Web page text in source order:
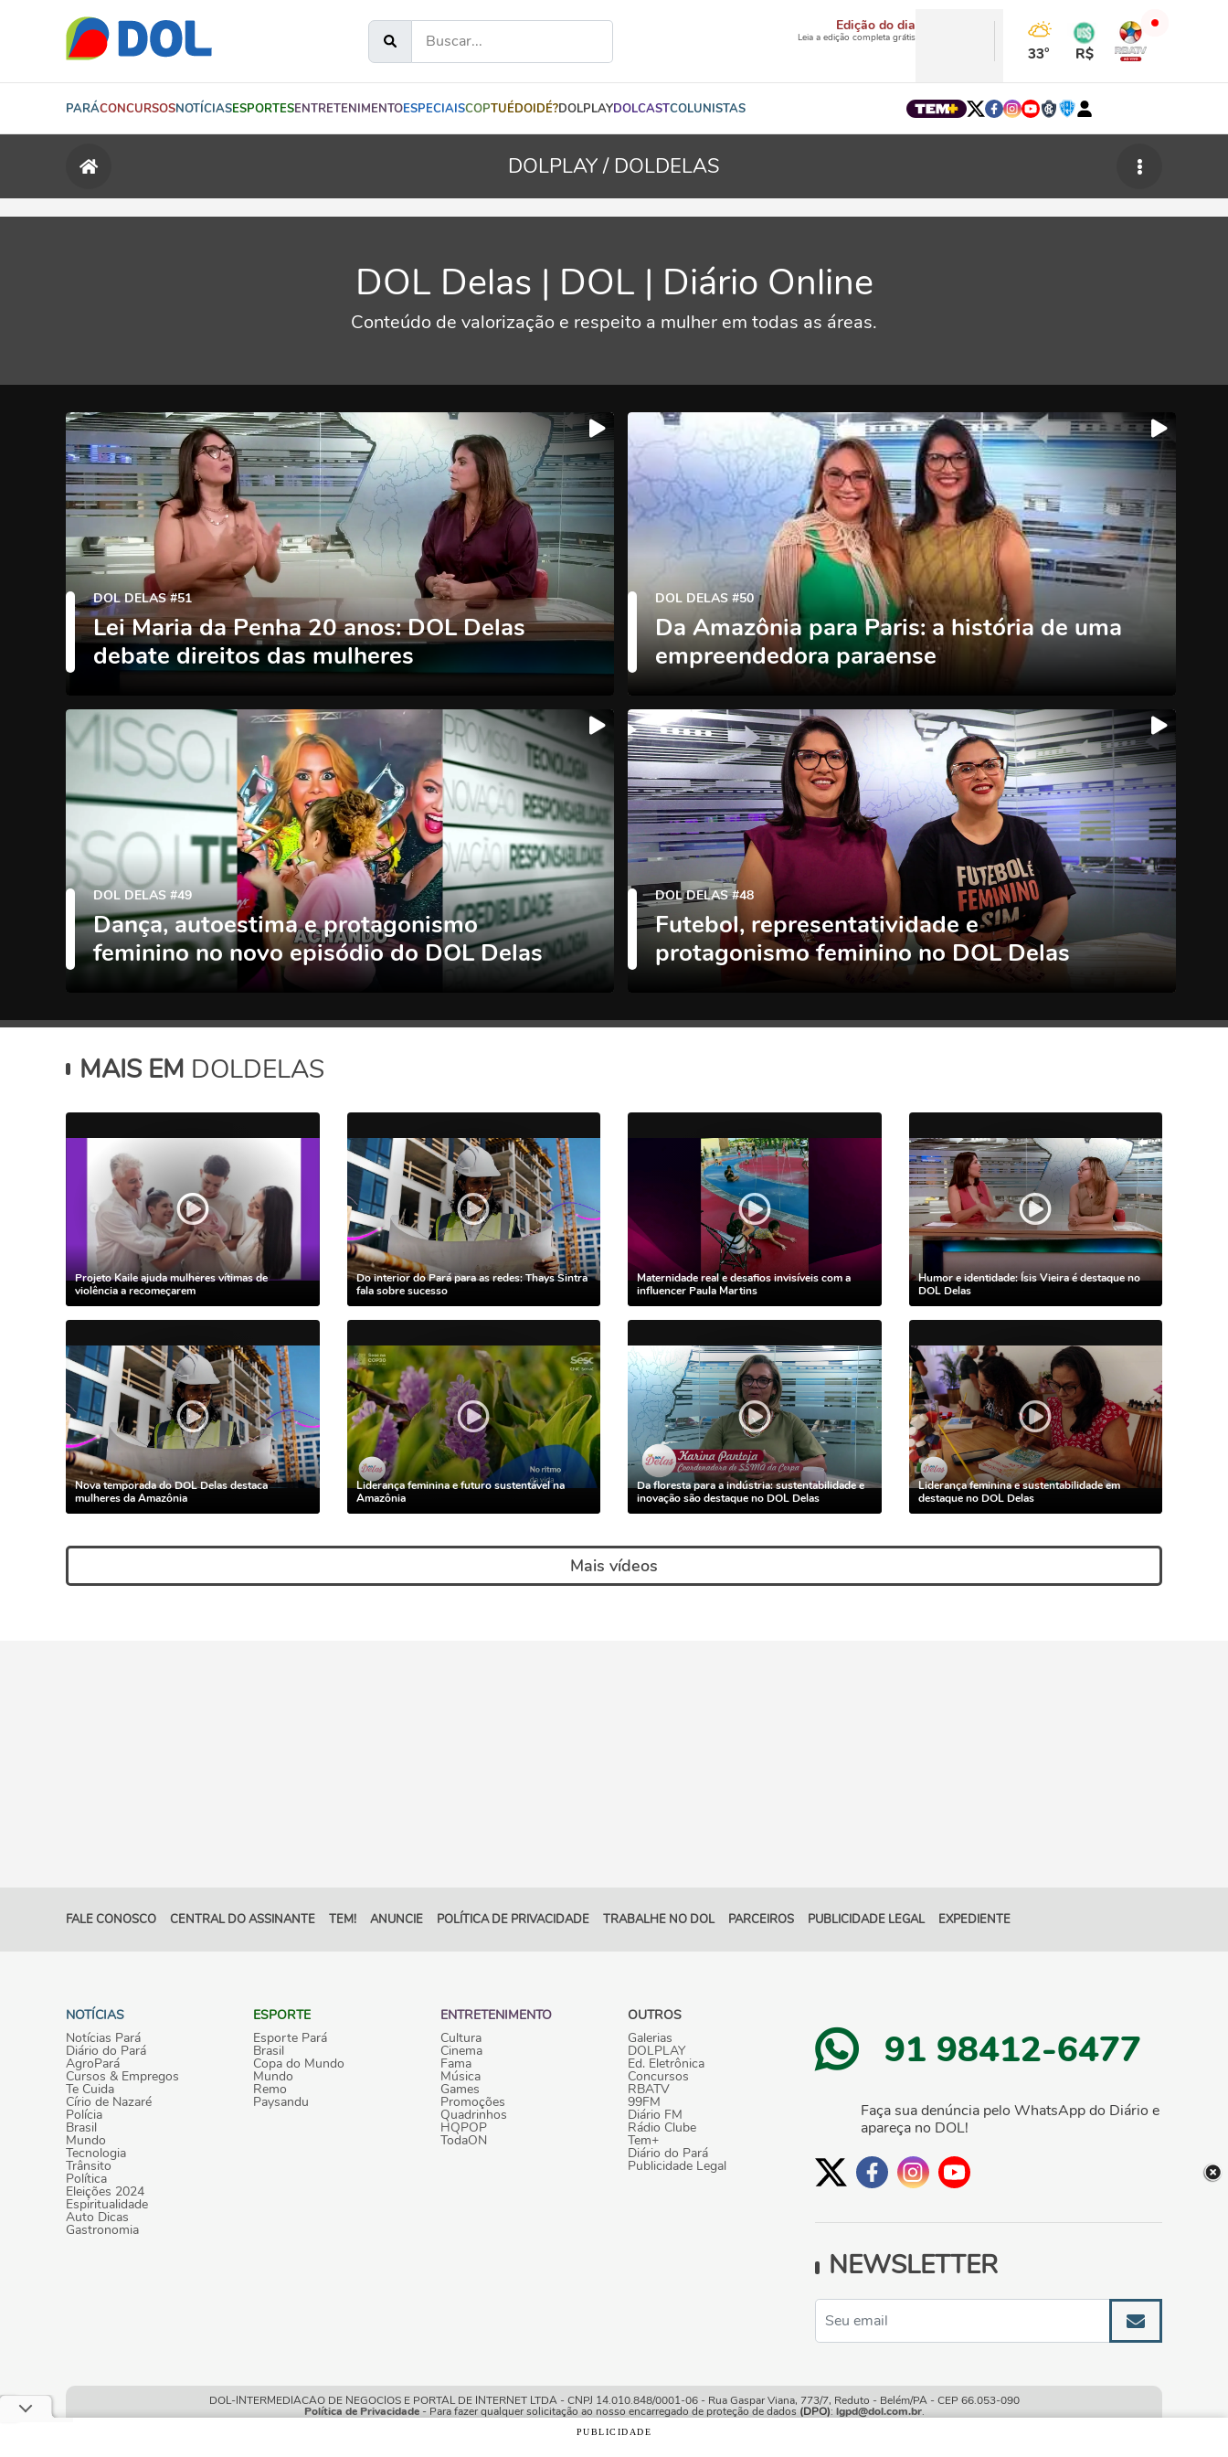
Edição do dia
Leia a edição completa grátis
33° R$
PARÁCONCURSOSNOTÍCIASESPORTESENTRETENIMENTOESPECIAISCOPTUÉDOIDÉ?DOLPLAYDOLCASTCOLUNISTAS
DOLPLAY / DOLDELAS
DOL Delas | DOL | Diário Online
Conteúdo de valorização e respeito a mulher em todas as áreas.
DOL DELAS #51
Lei Maria da Penha 20 anos: DOL Delas
debate direitos das mulheres
DOL DELAS #50
Da Amazônia para Paris: a história de uma
empreendedora paraense
DOL DELAS #49
Dança, autoestima e protagonismo
feminino no novo episódio do DOL Delas
DOL DELAS #48
Futebol, representatividade e
protagonismo feminino no DOL Delas
MAIS EM DOLDELAS
Projeto Kaile ajuda mulheres vítimas de
violência a recomeçarem
Do interior do Pará para as redes: Thays Sintra
fala sobre sucesso
Maternidade real e desafios invisíveis com a
influencer Paula Martins
Humor e identidade: Ísis Vieira é destaque no
DOL Delas
Nova temporada do DOL Delas destaca
mulheres da Amazônia
Liderança feminina e futuro sustentável na
Amazônia
Da floresta para a indústria: sustentabilidade e
inovação são destaque no DOL Delas
Liderança feminina e sustentabilidade em
destaque no DOL Delas
Mais vídeos
FALE CONOSCO CENTRAL DO ASSINANTE TEM! ANUNCIE POLÍTICA DE PRIVACIDADE TRABALHE NO DOL PARCEIROS PUBLICIDADE LEGAL EXPEDIENTE
NOTÍCIAS
Notícias Pará
Diário do Pará
AgroPará
Cursos & Empregos
Te Cuida
Círio de Nazaré
Polícia
Brasil
Mundo
Tecnologia
Trânsito
Política
Eleições 2024
Espiritualidade
Auto Dicas
Gastronomia
ESPORTE
Esporte Pará
Brasil
Copa do Mundo
Mundo
Remo
Paysandu
ENTRETENIMENTO
Cultura
Cinema
Fama
Música
Games
Promoções
Quadrinhos
HQPOP
TodaON
OUTROS
Galerias
DOLPLAY
Ed. Eletrônica
Concursos
RBATV
99FM
Diário FM
Rádio Clube
Tem+
Diário do Pará
Publicidade Legal
91 98412-6477
Faça sua denúncia pelo WhatsApp do Diário e
apareça no DOL!
NEWSLETTER
DOL-INTERMEDIACAO DE NEGOCIOS E PORTAL DE INTERNET LTDA - CNPJ 14.010.848/0001-06 - Rua Gaspar Viana, 773/7, Reduto - Belém/PA - CEP 66.053-090
Política de Privacidade- Para fazer qualquer solicitação ao nosso encarregado de proteção de dados (DPO): lgpd@dol.com.br.
PUBLICIDADE